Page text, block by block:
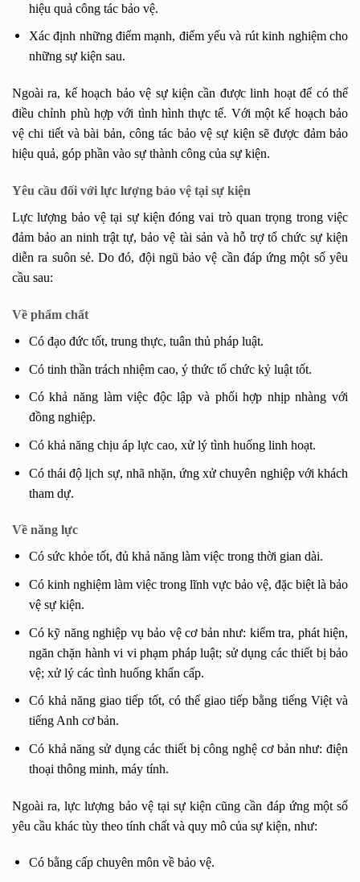
hiệu quả công tác bảo vệ.
Xác định những điểm mạnh, điểm yếu và rút kinh nghiệm cho
những sự kiện sau.
Ngoài ra, kế hoạch bảo vệ sự kiện cần được linh hoạt để có thể
điều chỉnh phù hợp với tình hình thực tế. Với một kế hoạch bảo
vệ chi tiết và bài bản, công tác bảo vệ sự kiện sẽ được đảm bảo
hiệu quả, góp phần vào sự thành công của sự kiện.
Yêu cầu đối với lực lượng bảo vệ tại sự kiện
Lực lượng bảo vệ tại sự kiện đóng vai trò quan trọng trong việc
đảm bảo an ninh trật tự, bảo vệ tài sản và hỗ trợ tổ chức sự kiện
diễn ra suôn sẻ. Do đó, đội ngũ bảo vệ cần đáp ứng một số yêu
cầu sau:
Về phẩm chất
Có đạo đức tốt, trung thực, tuân thủ pháp luật.
Có tinh thần trách nhiệm cao, ý thức tổ chức kỷ luật tốt.
Có khả năng làm việc độc lập và phối hợp nhịp nhàng với
đồng nghiệp.
Có khả năng chịu áp lực cao, xử lý tình huống linh hoạt.
Có thái độ lịch sự, nhã nhặn, ứng xử chuyên nghiệp với khách
tham dự.
Về năng lực
Có sức khỏe tốt, đủ khả năng làm việc trong thời gian dài.
Có kinh nghiệm làm việc trong lĩnh vực bảo vệ, đặc biệt là bảo
vệ sự kiện.
Có kỹ năng nghiệp vụ bảo vệ cơ bản như: kiểm tra, phát hiện,
ngăn chặn hành vi vi phạm pháp luật; sử dụng các thiết bị bảo
vệ; xử lý các tình huống khẩn cấp.
Có khả năng giao tiếp tốt, có thể giao tiếp bằng tiếng Việt và
tiếng Anh cơ bản.
Có khả năng sử dụng các thiết bị công nghệ cơ bản như: điện
thoại thông minh, máy tính.
Ngoài ra, lực lượng bảo vệ tại sự kiện cũng cần đáp ứng một số
yêu cầu khác tùy theo tính chất và quy mô của sự kiện, như:
Có bằng cấp chuyên môn về bảo vệ.